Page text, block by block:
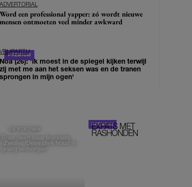
ADVERTORIAL
Word een professional yapper: zó wordt nieuwe
mensen ontmoeten veel minder awkward
VRIJPARTIJ
Noa (26): 'Ik moest in de spiegel kijken terwijl
zij met me aan het seksen was en de tranen
sprongen in mijn ogen'
DE STAD VAN
Boer deelt haar favoriete
Zwolle: 'Deze plek houd ik
graag verborgen'
EXPATS MET
RASHONDEN